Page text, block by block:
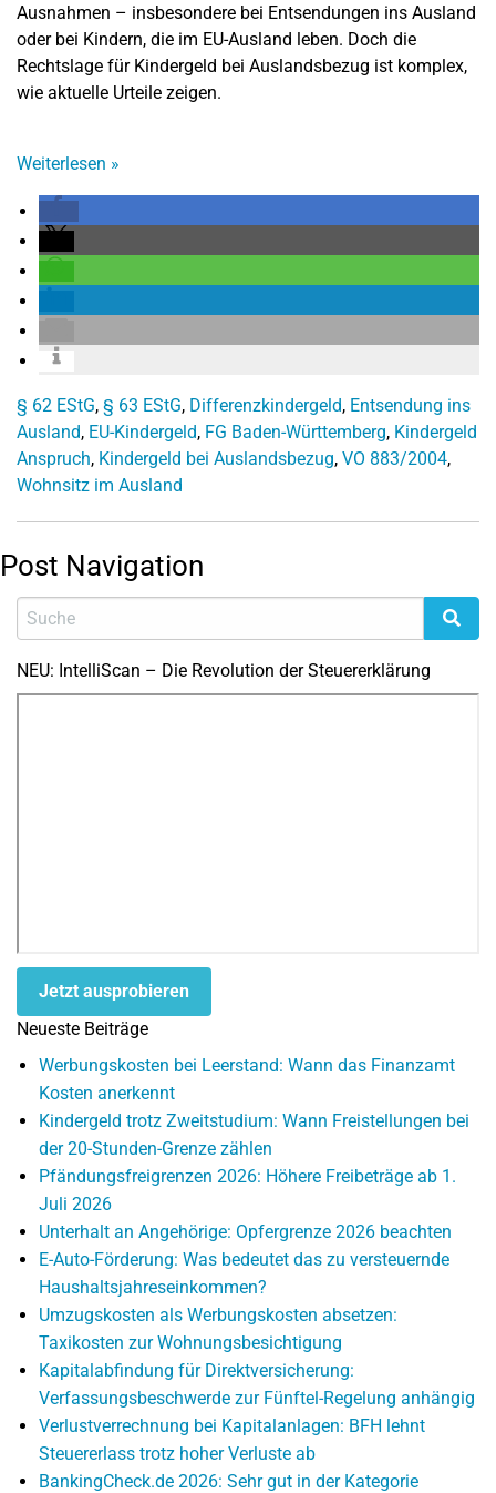
Ausnahmen – insbesondere bei Entsendungen ins Ausland
oder bei Kindern, die im EU-Ausland leben. Doch die
Rechtslage für Kindergeld bei Auslandsbezug ist komplex,
wie aktuelle Urteile zeigen.
Weiterlesen »
§ 62 EStG, § 63 EStG, Differenzkindergeld, Entsendung ins
Ausland, EU-Kindergeld, FG Baden-Württemberg, Kindergeld
Anspruch, Kindergeld bei Auslandsbezug, VO 883/2004,
Wohnsitz im Ausland
Post Navigation
NEU: IntelliScan – Die Revolution der Steuererklärung
Jetzt ausprobieren
Neueste Beiträge
Werbungskosten bei Leerstand: Wann das Finanzamt
Kosten anerkennt
Kindergeld trotz Zweitstudium: Wann Freistellungen bei
der 20-Stunden-Grenze zählen
Pfändungsfreigrenzen 2026: Höhere Freibeträge ab 1.
Juli 2026
Unterhalt an Angehörige: Opfergrenze 2026 beachten
E-Auto-Förderung: Was bedeutet das zu versteuernde
Haushaltsjahreseinkommen?
Umzugskosten als Werbungskosten absetzen:
Taxikosten zur Wohnungsbesichtigung
Kapitalabfindung für Direktversicherung:
Verfassungsbeschwerde zur Fünftel-Regelung anhängig
Verlustverrechnung bei Kapitalanlagen: BFH lehnt
Steuererlass trotz hoher Verluste ab
BankingCheck.de 2026: Sehr gut in der Kategorie